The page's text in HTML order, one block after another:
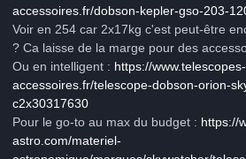
accessoires.fr/dobson-kepler-gso-203-
Voir en 254 car 2x17kg c'est peut-être
? Ca laisse de la marge pour des
Ou en intelligent : https://
accessoires.fr/telescope-dobson-orion-
c2x30317630
Pour le go-to au max du budget : https://
astro.com/materiel-